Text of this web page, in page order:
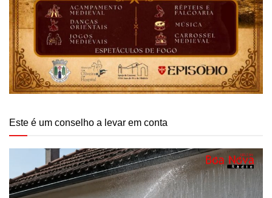
Este é um conselho a levar em conta